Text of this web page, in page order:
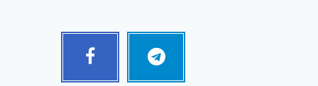
Facebook Telegram
Follow